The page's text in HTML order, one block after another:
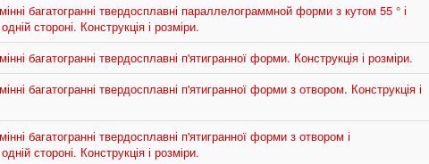
багатогранні твердосплавні параллелограммной форми з кутом 55 ° і
стороні. Конструкція і розміри.
багатогранні твердосплавні п'ятигранної форми. Конструкція і розміри.
багатогранні твердосплавні п'ятигранної форми з отвором. Конструкція і
багатогранні твердосплавні п'ятигранної форми з отвором і
стороні. Конструкція і розміри.